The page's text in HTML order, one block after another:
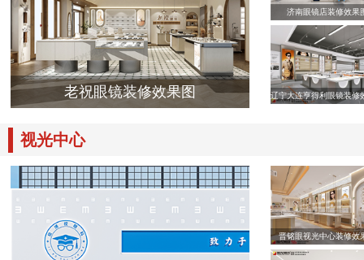
老祝眼镜装修效果图
济南眼镜店装修效果
辽宁大连亨得利眼镜装修
视光中心
晋铭眼视光中心装修效